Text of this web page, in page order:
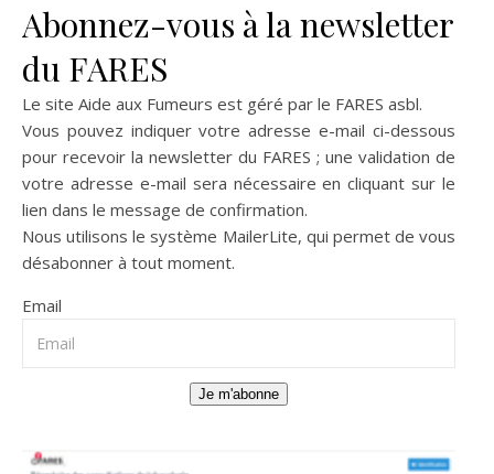
Abonnez-vous à la newsletter
du FARES
Le site Aide aux Fumeurs est géré par le FARES asbl.
Vous pouvez indiquer votre adresse e-mail ci-dessous
pour recevoir la newsletter du FARES ; une validation de
votre adresse e-mail sera nécessaire en cliquant sur le
lien dans le message de confirmation.
Nous utilisons le système MailerLite, qui permet de vous
désabonner à tout moment.
Email
Je m'abonne